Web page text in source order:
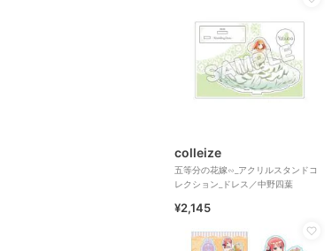
colleize
五等分の花嫁∽_アクリルスタンドコ
レクション_ドレス／中野四葉
¥2,145